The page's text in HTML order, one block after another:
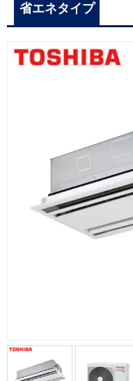
省エネタイプ